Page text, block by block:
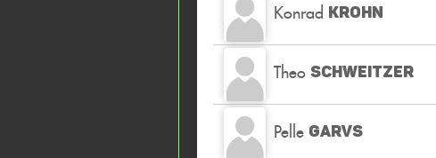
Konrad KROHN
Theo SCHWEITZER
Pelle GARVS